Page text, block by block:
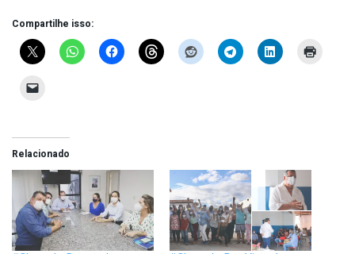
Compartilhe isso:
Relacionado